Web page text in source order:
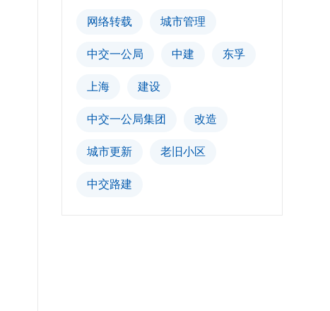
网络转载 城市管理
中交一公局 中建 东孚
上海 建设
中交一公局集团 改造
城市更新 老旧小区
中交路建